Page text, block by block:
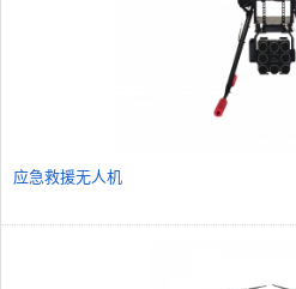
应急救援无人机